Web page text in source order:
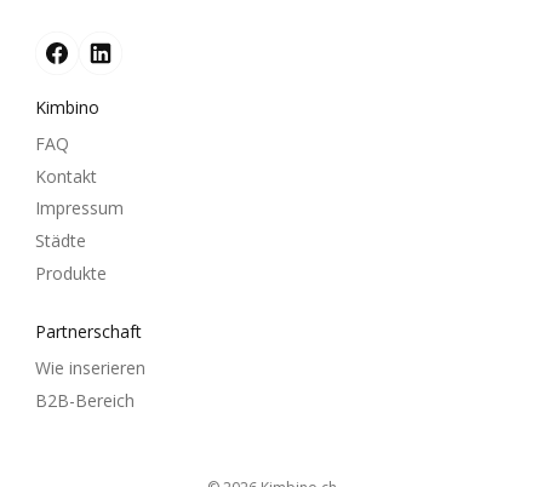
Kimbino
FAQ
Kontakt
Impressum
Städte
Produkte
Partnerschaft
Wie inserieren
B2B-Bereich